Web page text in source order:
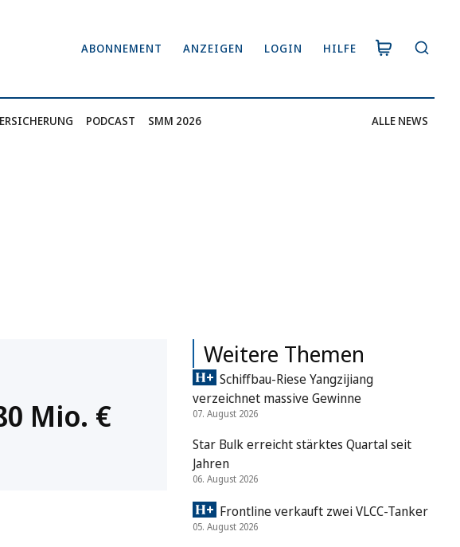
ABONNEMENT ANZEIGEN LOGIN HILFE
PODCAST SMM 2026 ALLE NEWS
Mio. €
Weitere Themen
Schiffbau-Riese Yangzijiang
verzeichnet massive Gewinne
07. August 2026
Star Bulk erreicht stärktes Quartal seit
Jahren
06. August 2026
Frontline verkauft zwei VLCC-Tanker
05. August 2026